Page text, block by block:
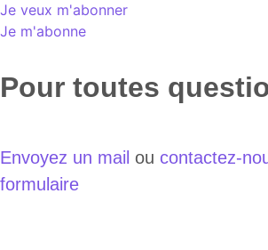
Je veux m'abonner
Je m'abonne
Pour toutes
Envoyez un mail ou contactez-
formulaire